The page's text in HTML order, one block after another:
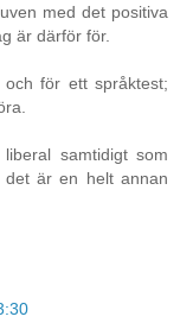
med det positiva
är därför för.
för ett språktest;
samtidigt som
det är en helt annan